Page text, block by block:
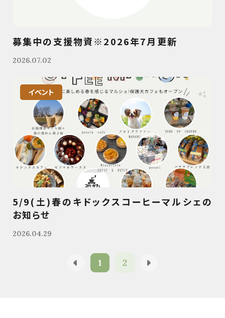
募集中の支援物資※2026年7月更新
2026.07.02
イベント
5/9(土)春のキドックスコーヒーマルシェの
お知らせ
2026.04.29
1 2